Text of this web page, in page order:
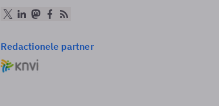
Redactionele partner